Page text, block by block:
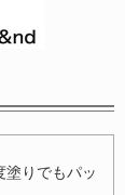
塗りでもパッ